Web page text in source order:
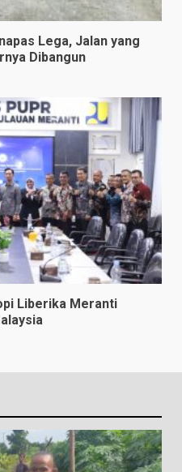
Lega, Jalan yang
Dibangun
Liberika Meranti